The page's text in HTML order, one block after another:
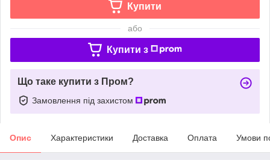
Купити
або
Купити з
Що таке купити з Пром?
Замовлення під захистом
Опис Характеристики Доставка Оплата Умови